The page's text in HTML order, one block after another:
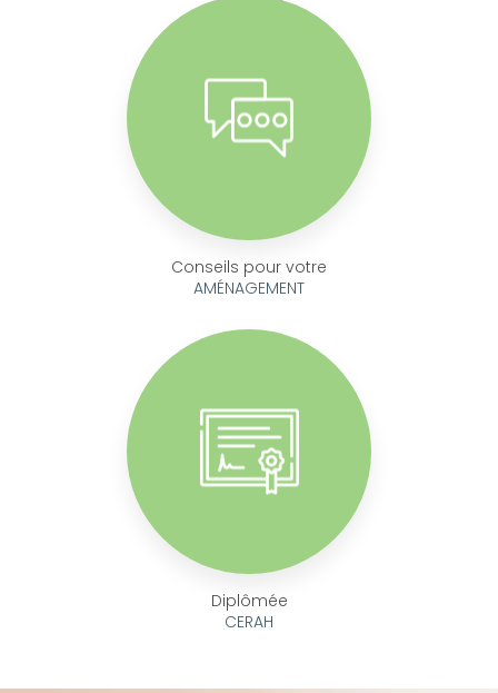
Conseils pour votre
AMÉNAGEMENT
Diplômée
CERAH